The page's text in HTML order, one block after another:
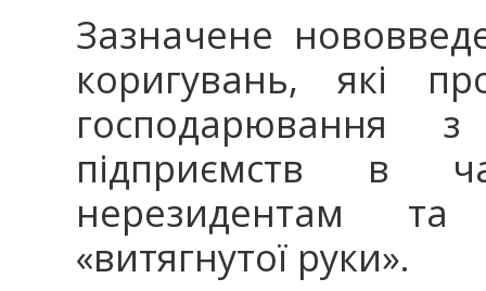
Зазначене
коригувань, які
господарювання
підприємств в
нерезидентам
«витягнутої руки».